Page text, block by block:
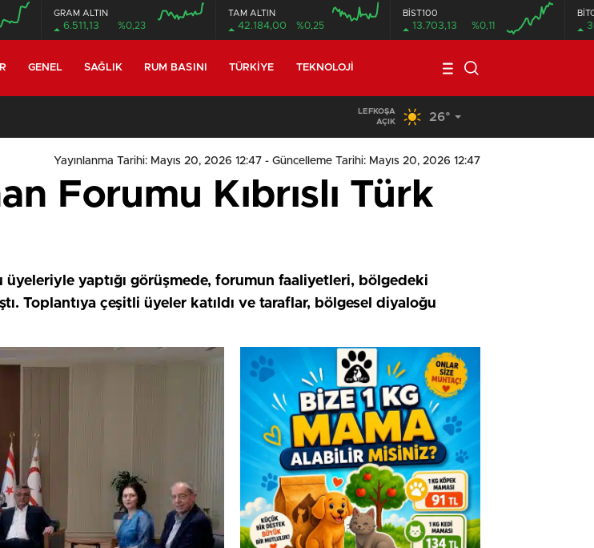
GRAM ALTIN
6.511,13 %0,23
TAM ALTIN
42.184,00 %0,25
BİST100
13.703,13 %0,11
GENEL SAĞLIK RUM BASINI TÜRKIYE TEKNOLOJI
Seyir Halindeki Araç Alev Aldı, Korku Dolu Anlar
LEFKOŞA
AÇIK
26°
Yayınlanma Tarihi: Mayıs 20, 2026 12:47 - Güncelleme Tarihi: Mayıs 20, 2026 12:47
Forumu Kıbrıslı Türk
yaptığı görüşmede, forumun faaliyetleri, bölgedeki
Toplantıya çeşitli üyeler katıldı ve taraflar, bölgesel diyaloğu